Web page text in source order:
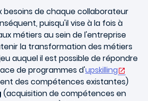
besoins de chaque collaborateur
puisqu'il vise à la fois à
métiers au sein de l'entreprise
la transformation des métiers
auquel il est possible de répondre
de programmes d'upskilling
des compétences existantes)
(acquisition de compétences en